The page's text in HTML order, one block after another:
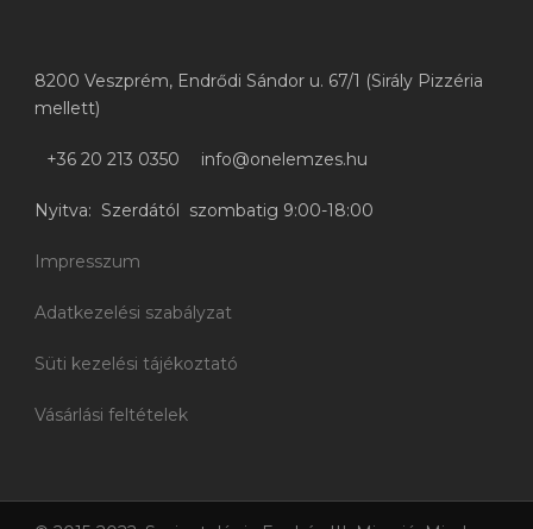
8200 Veszprém, Endrődi Sándor u. 67/1 (Sirály Pizzéria
mellett)
+36 20 213 0350 info@onelemzes.hu
Nyitva: Szerdától szombatig 9:00-18:00
Impresszum
Adatkezelési szabályzat
Süti kezelési tájékoztató
Vásárlási feltételek